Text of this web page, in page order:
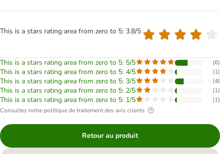
This is a stars rating area from zero to 5: 3.8/5
This is a stars rating area from zero to 5: 5/5 (6)
This is a stars rating area from zero to 5: 4/5 (1)
This is a stars rating area from zero to 5: 3/5 (4)
This is a stars rating area from zero to 5: 2/5 (1)
This is a stars rating area from zero to 5: 1/5 (1)
Consultez notre politique de traitement des avis clients
Retour au produit